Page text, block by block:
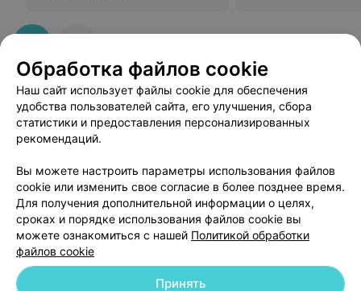
Добавить специалиста
Обработка файлов cookie
Наш сайт использует файлы cookie для обеспечения
удобства пользователей сайта, его улучшения, сбора
статистики и предоставления персонализированных
рекомендаций.
Вы можете настроить параметры использования файлов
cookie или изменить свое согласие в более позднее время.
Для получения дополнительной информации о целях,
сроках и порядке использования файлов cookie вы
можете ознакомиться с нашей Политикой обработки
файлов cookie
Принять